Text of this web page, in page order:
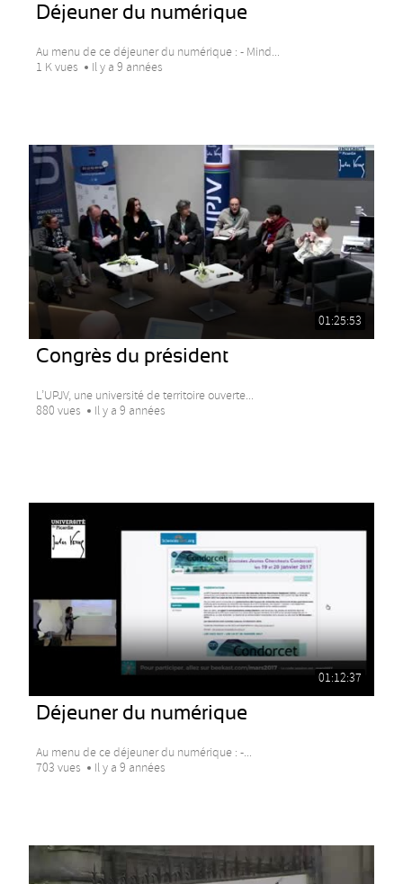
Déjeuner du numérique
Au menu de ce déjeuner du numérique : - Mind...
1 K vues
Il y a 9 années
01:25:53
Congrès du président
L’UPJV, une université de territoire ouverte...
880 vues
Il y a 9 années
01:12:37
Déjeuner du numérique
Au menu de ce déjeuner du numérique : -...
703 vues
Il y a 9 années